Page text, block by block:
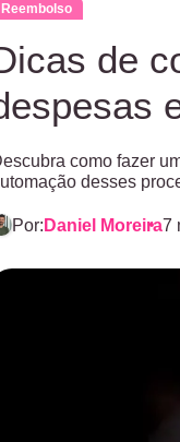
Reembolso
de
como fazer
desses
Por: Daniel Moreira7